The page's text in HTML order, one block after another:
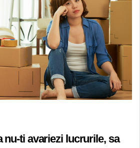
nu-ti avariezi lucrurile, sa